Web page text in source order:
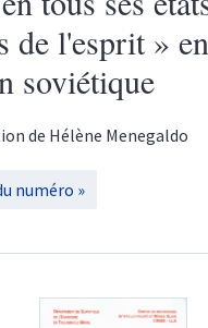
de l'esprit »
soviétique
de Hélène Menegaldo
numéro